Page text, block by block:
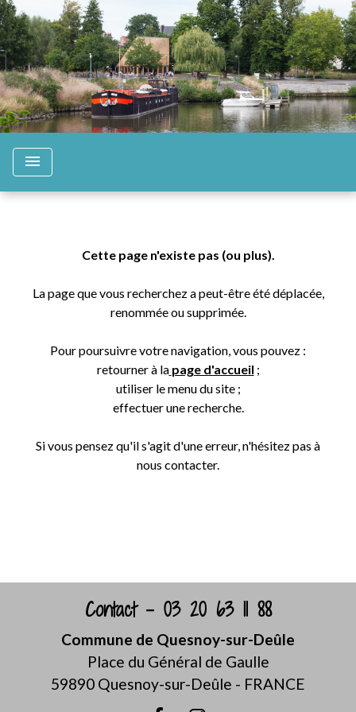
menu
Cette page n'existe pas (ou plus).
La page que vous recherchez a peut-être été déplacée,
renommée ou supprimée.
Pour poursuivre votre navigation, vous pouvez :
retourner à la page d'accueil ;
utiliser le menu du site ;
effectuer une recherche.
Si vous pensez qu'il s'agit d'une erreur, n'hésitez pas à
nous contacter.
Contact - 03 20 63 11 88
Commune de Quesnoy-sur-Deûle
Place du Général de Gaulle
59890 Quesnoy-sur-Deûle - FRANCE